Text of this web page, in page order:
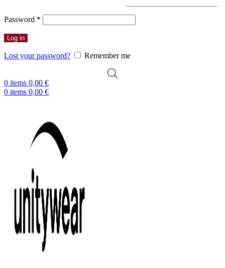
Password *
Log in
Lost your password? Remember me
0 items 0,00 €
0 items 0,00 €